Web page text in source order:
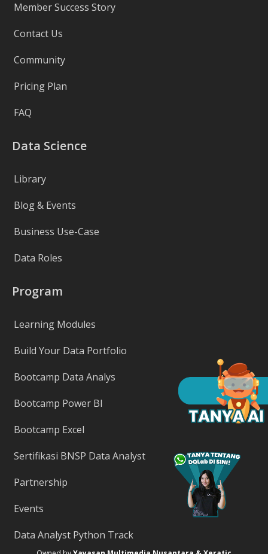
Member Success Story
Contact Us
Community
Pricing Plan
FAQ
Data Science
Library
Blog & Events
Business Use-Case
Data Roles
Program
Learning Modules
Build Your Data Portfolio
Bootcamp Data Analys
Bootcamp Power BI
Bootcamp Excel
Sertifikasi BNSP Data Analyst
Partnership
Events
Data Analyst Python Track